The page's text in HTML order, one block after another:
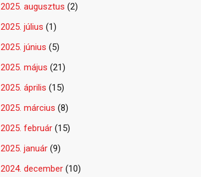
2025. augusztus (2)
2025. július (1)
2025. június (5)
2025. május (21)
2025. április (15)
2025. március (8)
2025. február (15)
2025. január (9)
2024. december (10)